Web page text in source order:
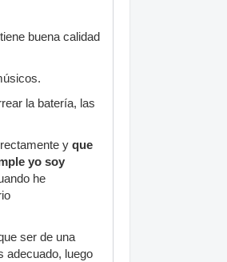
buena calidad
la batería, las
y que
yo soy
he
ser de una
adecuado, luego